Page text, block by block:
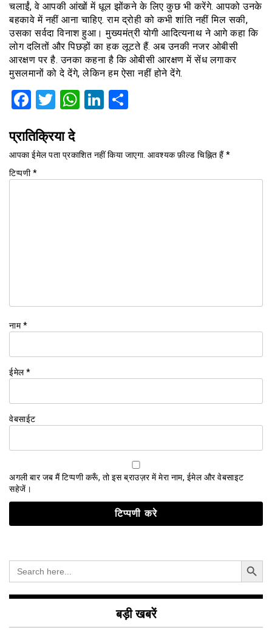
चलाईं, वे आपकी आंखों में धूल झोंकने के लिए कुछ भी करेंगे. आपको उनके
बहकावे में नहीं आना चाहिए. राम द्रोही को कभी शांति नहीं मिल सकी,
उसका सर्वदा विनाश हुआ। मुख्यमंत्री योगी आदित्यनाथ ने आगे कहा कि
लोग दलितों और पिछड़ों का हक लूटते हैं. अब उनकी नजर ओबीसी
आरक्षण पर है. उनका कहना है कि ओबीसी आरक्षण में सेंध लगाकर
मुसलमानों को दे देंगे, लेकिन हम ऐसा नहीं होने देंगे.
Facebook
Twitter
WhatsApp
LinkedIn
प्रातिक्रिया दे
आपका ईमेल पता प्रकाशित नहीं किया जाएगा. आवश्यक फ़ील्ड चिह्नित हैं*
टिप्पणी*
नाम*
ईमेल*
वेबसाईट
अगली बार जब मैं टिप्पणी करूँ, तो इस ब्राउज़र में मेरा नाम, ईमेल और वेबसाइट
सहेजें।
Search
for:
Search Button
बड़ी खबरें